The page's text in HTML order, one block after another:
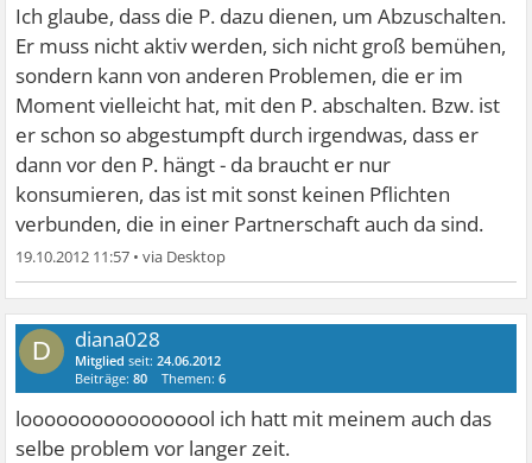
Ich glaube, dass die P. dazu dienen, um Abzuschalten.
Er muss nicht aktiv werden, sich nicht groß bemühen,
sondern kann von anderen Problemen, die er im
Moment vielleicht hat, mit den P. abschalten. Bzw. ist
er schon so abgestumpft durch irgendwas, dass er
dann vor den P. hängt - da braucht er nur
konsumieren, das ist mit sonst keinen Pflichten
verbunden, die in einer Partnerschaft auch da sind.
19.10.2012 11:57 •
D diana028
Mitglied seit:24.06.2012
Beiträge:80 Themen:6
looooooooooooooool ich hatt mit meinem auch das
selbe problem vor langer zeit.